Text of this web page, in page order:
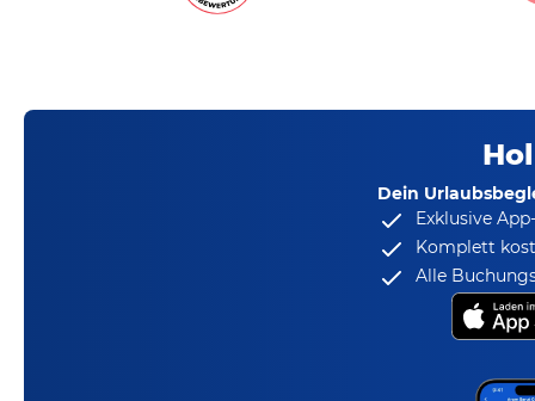
Dein
Exklusive
Komplett
Alle